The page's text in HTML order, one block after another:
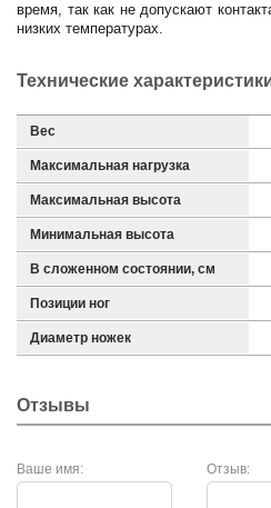
время, так как не допускают
низких температурах.
Технические
Вес
Максимальная нагрузка
Максимальная высота
Минимальная высота
В сложенном состоянии, см
Позиции ног
Диаметр ножек
Отзывы
Ваше имя: Отзыв: